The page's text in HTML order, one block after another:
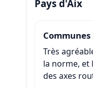
Pays d'Aix
Très
la norme, et
des axes